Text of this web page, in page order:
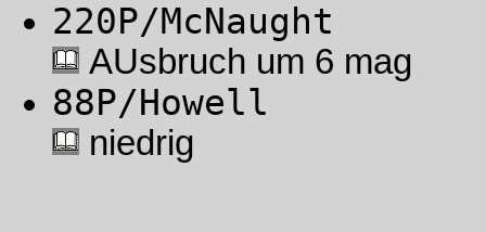
220P/
AUsbruch um 6 mag
88P/Howell
niedrig